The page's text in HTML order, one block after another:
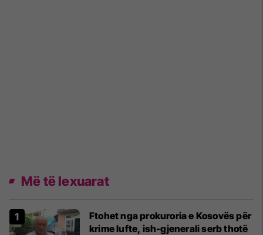
Më të lexuarat
Ftohet nga prokuroria e Kosovës për
krime lufte, ish-gjenerali serb thotë